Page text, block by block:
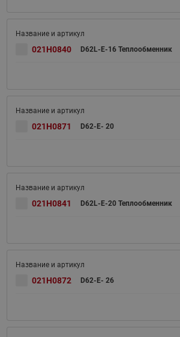
021H0840 D62L-E-16 Теплообменник
021H0871 D62-E- 20
021H0841 D62L-E-20 Теплообменник
021H0872 D62-E- 26